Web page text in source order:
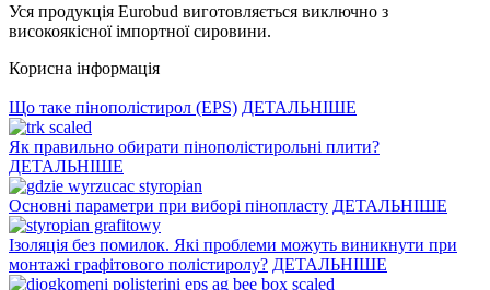
Уся продукція Eurobud виготовляється виключно з
високоякісної імпортної сировини.
Корисна інформація
Що таке пінополістирол (EPS) ДЕТАЛЬНІШЕ
Як правильно обирати пінополістирольні плити?
ДЕТАЛЬНІШЕ
Основні параметри при виборі пінопласту ДЕТАЛЬНІШЕ
Ізоляція без помилок. Які проблеми можуть виникнути при
монтажі графітового полістиролу? ДЕТАЛЬНІШЕ